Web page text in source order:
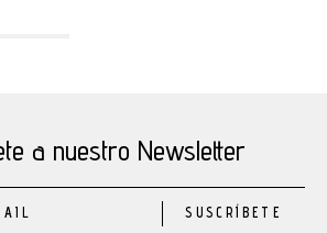
a nuestro Newsletter
SUSCRÍBETE